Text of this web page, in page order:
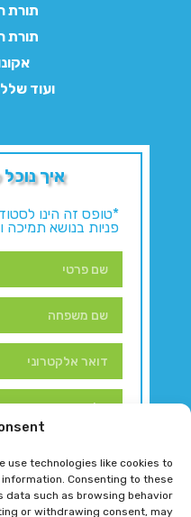
use technologies like cookies to
Consenting to these
data such as browsing behavior
or withdrawing consent, may
תורת
תורת
ועוד
איך
*טופס זה הינו
פניות בנושא תמיכה